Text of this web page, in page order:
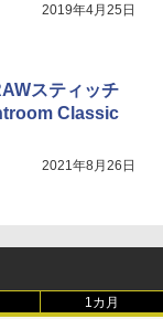
2019年4月25日
スティッチ
Classic
2021年8月26日
1カ月